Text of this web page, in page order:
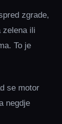
zgrade,
zelena ili
To je
se motor
negdje